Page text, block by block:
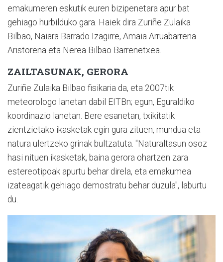
emakumeren eskutik euren bizipenetara apur bat
gehiago hurbilduko gara. Haiek dira Zuriñe Zulaika
Bilbao, Naiara Barrado Izagirre, Amaia Arruabarrena
Aristorena eta Nerea Bilbao Barrenetxea.
ZAILTASUNAK, GERORA
Zuriñe Zulaika Bilbao fisikaria da, eta 2007tik
meteorologo lanetan dabil EITBn; egun, Eguraldiko
koordinazio lanetan. Bere esanetan, txikitatik
zientzietako ikasketak egin gura zituen, mundua eta
natura ulertzeko grinak bultzatuta. "Naturaltasun osoz
hasi nituen ikasketak, baina gerora ohartzen zara
estereotipoak apurtu behar direla, eta emakumea
izateagatik gehiago demostratu behar duzula", laburtu
du.